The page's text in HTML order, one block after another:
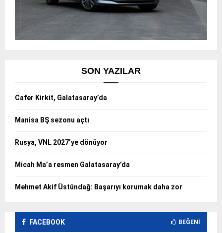
SON YAZILAR
Cafer Kirkit, Galatasaray’da
Manisa BŞ sezonu açtı
Rusya, VNL 2027’ye dönüyor
Micah Ma’a resmen Galatasaray’da
Mehmet Akif Üstündağ: Başarıyı korumak daha zor
FACEBOOK BEĞENI